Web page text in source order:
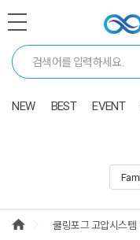
NEW BEST EVENT